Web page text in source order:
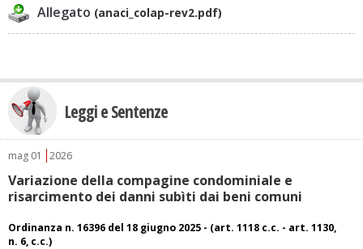
Allegato (anaci_colap-rev2.pdf)
Leggi e Sentenze
mag 01 2026
Variazione della compagine condominiale e
risarcimento dei danni subìti dai beni comuni
Ordinanza n. 16396 del 18 giugno 2025 - (art. 1118 c.c. - art. 1130,
n. 6, c.c.)